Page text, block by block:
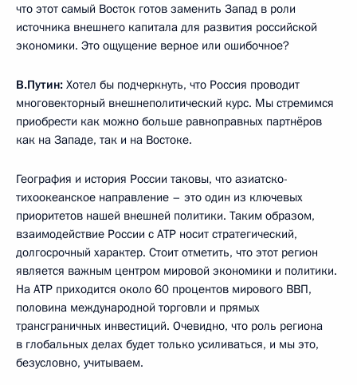
что этот самый Восток готов заменить Запад в роли
источника внешнего капитала для развития российской
экономики. Это ощущение верное или ошибочное?
В.Путин: Хотел бы подчеркнуть, что Россия проводит
многовекторный внешнеполитический курс. Мы стремимся
приобрести как можно больше равноправных партнёров
как на Западе, так и на Востоке.
География и история России таковы, что азиатско-
тихоокеанское направление – это один из ключевых
приоритетов нашей внешней политики. Таким образом,
взаимодействие России с АТР носит стратегический,
долгосрочный характер. Стоит отметить, что этот регион
является важным центром мировой экономики и политики.
На АТР приходится около 60 процентов мирового ВВП,
половина международной торговли и прямых
трансграничных инвестиций. Очевидно, что роль региона
в глобальных делах будет только усиливаться, и мы это,
безусловно, учитываем.